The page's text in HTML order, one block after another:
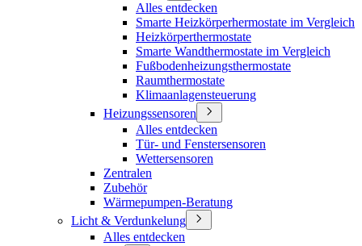
Alles entdecken
Smarte Heizkörperhermostate im Vergleich
Heizkörperthermostate
Smarte Wandthermostate im Vergleich
Fußbodenheizungsthermostate
Raumthermostate
Klimaanlagensteuerung
Heizungssensoren
Alles entdecken
Tür- und Fenstersensoren
Wettersensoren
Zentralen
Zubehör
Wärmepumpen-Beratung
Licht & Verdunkelung
Alles entdecken